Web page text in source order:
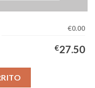
€0.00
€27.50
Hombre 2025/2026 Azul